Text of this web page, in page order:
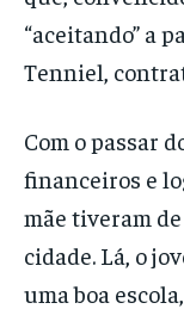
“aceitando” a
Tenniel,
Com o passar
financeiros e
mãe tiveram
cidade. Lá, o
uma boa